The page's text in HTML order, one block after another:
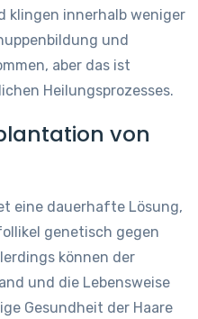
klingen innerhalb weniger
und
aber das ist
Heilungsprozesses.
von
eine dauerhafte Lösung,
genetisch gegen
können der
und die Lebensweise
Gesundheit der Haare